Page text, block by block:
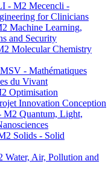
- M2 Mecencli -
for Clinicians
Machine Learning,
and Security
Molecular Chemistry
- Mathématiques
du Vivant
Optimisation
Innovation Conception
Quantum, Light,
Solids - Solid
Water, Air, Pollution and